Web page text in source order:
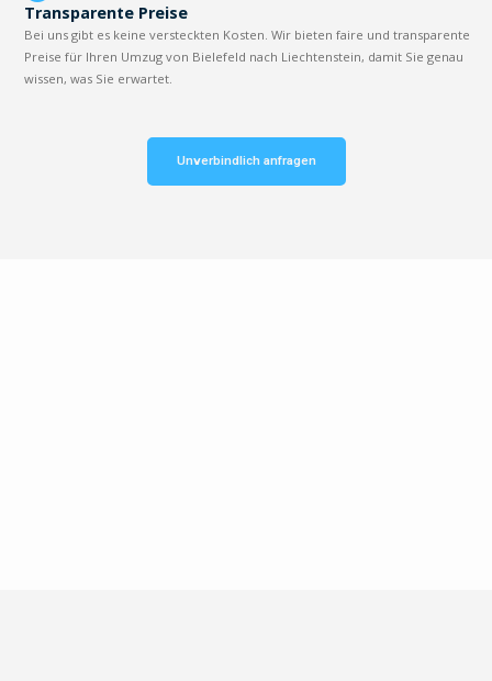
Transparente Preise
Bei uns gibt es keine versteckten Kosten. Wir bieten faire und transparente
Preise für Ihren Umzug von Bielefeld nach Liechtenstein, damit Sie genau
wissen, was Sie erwartet.
Unverbindlich anfragen